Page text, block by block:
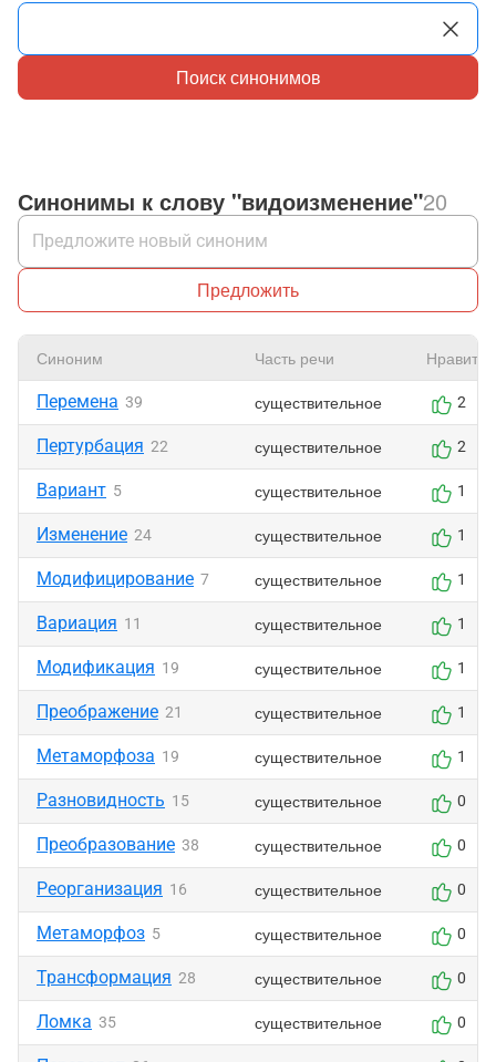
Поиск синонимов
Синонимы к слову "видоизменение"20
Предложить
Синоним Часть речи Нравится
Перемена 39 существительное 2
Пертурбация 22 существительное 2
Вариант 5 существительное 1
Изменение 24 существительное 1
Модифицирование 7 существительное 1
Вариация 11 существительное 1
Модификация 19 существительное 1
Преображение 21 существительное 1
Метаморфоза 19 существительное 1
Разновидность 15 существительное 0
Преобразование 38 существительное 0
Реорганизация 16 существительное 0
Метаморфоз 5 существительное 0
Трансформация 28 существительное 0
Ломка 35 существительное 0